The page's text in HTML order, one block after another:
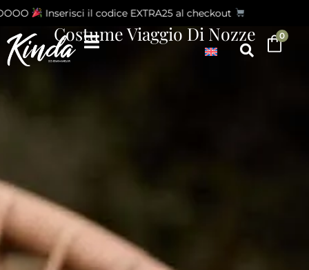
Inserisci il codice EXTRA25 al checkout
0
Costume Viaggio Di Nozze